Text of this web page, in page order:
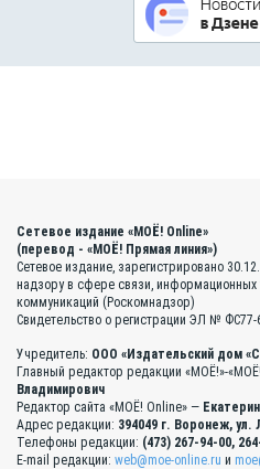
Сетевое издание «МОЁ! Online»
(перевод - «МОЁ! Прямая линия»)
Сетевое издание, зарегистрировано
надзору в сфере связи, информационных
коммуникаций (Роскомнадзор)
Свидетельство о регистрации ЭЛ № ФС77-
Учредитель: ООО «Издательский дом
Главный редактор редакции «МОЁ!»-
Владимирович
Редактор сайта «МОЁ! Online» —
Адрес редакции: 394049 г. Воронеж, ул.
Телефоны редакции: (473) 267-94-00,
E-mail редакции: web@moe-online.ru и